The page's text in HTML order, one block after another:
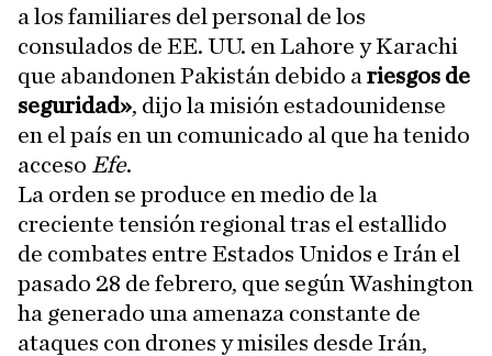
a los familiares del personal de los
consulados de EE. UU. en Lahore y Karachi
que abandonen Pakistán debido a riesgos de
seguridad», dijo la misión estadounidense
en el país en un comunicado al que ha tenido
acceso Efe.
La orden se produce en medio de la
creciente tensión regional tras el estallido
de combates entre Estados Unidos e Irán el
pasado 28 de febrero, que según Washington
ha generado una amenaza constante de
ataques con drones y misiles desde Irán,